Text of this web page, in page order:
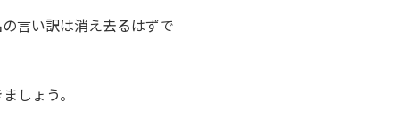
言い訳は消え去るはずで
しょう。